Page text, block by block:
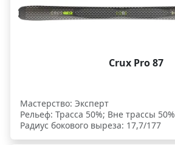
Crux Pro 87
Мастерство: Эксперт
Рельеф: Трасса 50%; Вне трассы 50%
Радиус бокового выреза: 17,7/177